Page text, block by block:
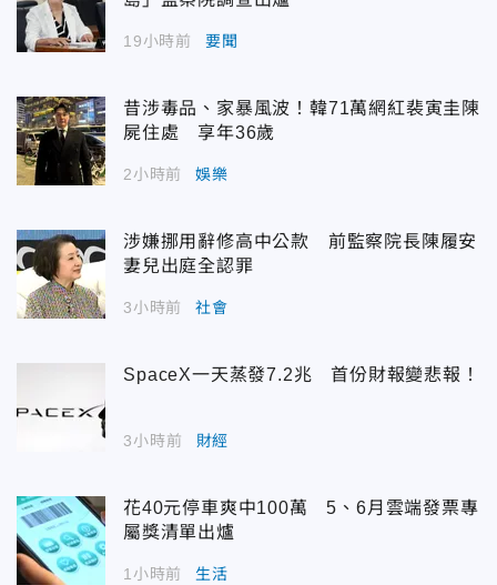
19小時前 要聞
昔涉毒品、家暴風波！韓71萬網紅裴寅圭陳
屍住處 享年36歲
2小時前 娛樂
涉嫌挪用辭修高中公款 前監察院長陳履安
妻兒出庭全認罪
3小時前 社會
SpaceX一天蒸發7.2兆 首份財報變悲報！
3小時前 財經
花40元停車爽中100萬 5、6月雲端發票專
屬獎清單出爐
1小時前 生活